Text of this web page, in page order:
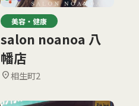
美容・健康
salon noanoa 八
幡店
location_on相生町2